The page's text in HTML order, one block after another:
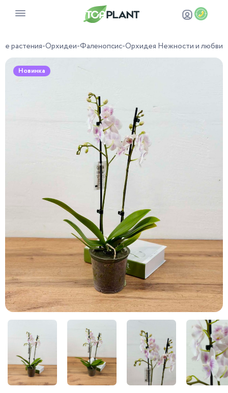
растения-Орхидеи-Фаленопсис-Орхидея Нежности и любви
Новинка